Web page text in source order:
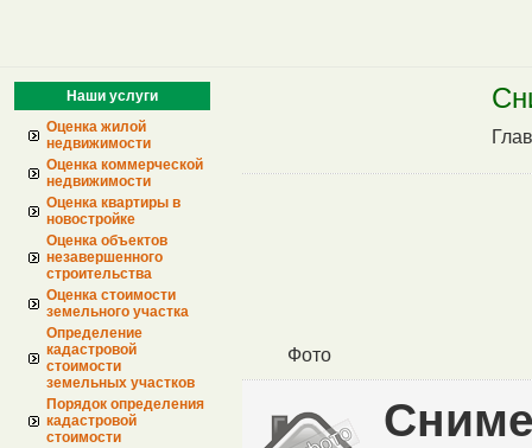
Наши услуги
Оценка жилой
недвижимости
Оценка коммерческой
недвижимости
Оценка квартиры в
новостройке
Оценка объектов
незавершенного
строительства
Оценка стоимости
земельного участка
Определение
кадастровой
стоимости
земельных участков
Порядок определения
кадастровой
стоимости
Фото